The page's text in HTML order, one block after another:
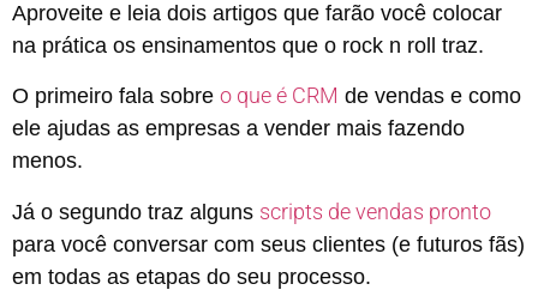
Aproveite e leia dois artigos que farão você colocar
na prática os ensinamentos que o rock n roll traz.
O primeiro fala sobre o que é CRM de vendas e como
ele ajudas as empresas a vender mais fazendo
menos.
Já o segundo traz alguns scripts de vendas pronto
para você conversar com seus clientes (e futuros fãs)
em todas as etapas do seu processo.